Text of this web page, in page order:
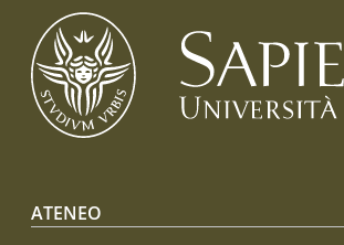
Footer menu
ATENEO